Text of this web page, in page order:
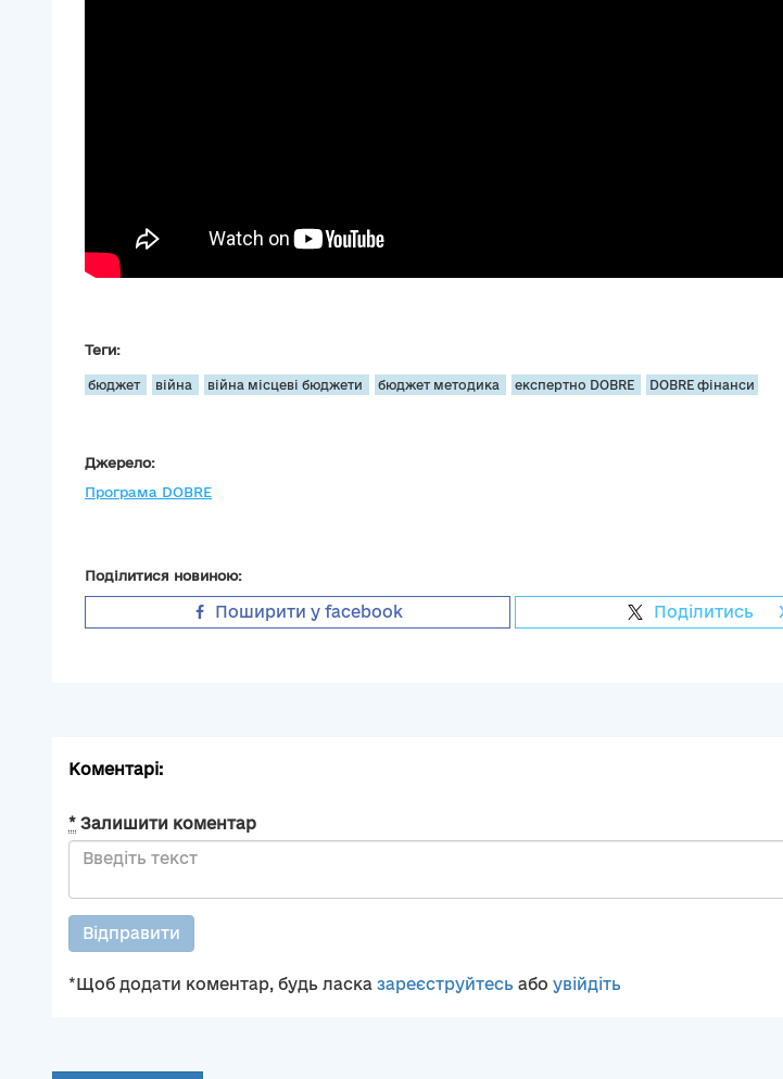
Теги:
бюджет війна війна місцеві бюджети бюджет методика експертно DOBRE DOBRE фінанси
Джерело:
Програма DOBRE
Поділитися новиною:
Поширити у facebook Поділитись
Коментарі:
* Залишити коментар
Відправити
*Щоб додати коментар, будь ласка зареєструйтесь або увійдіть